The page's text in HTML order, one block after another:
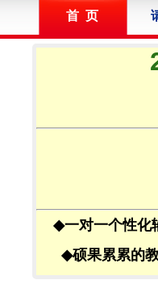
首 页
◆一对一个性
◆硕果累累的